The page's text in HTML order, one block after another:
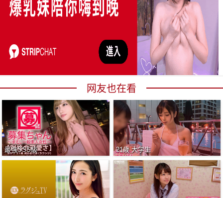
网友也在看
最強SSS級 21歳 大学生